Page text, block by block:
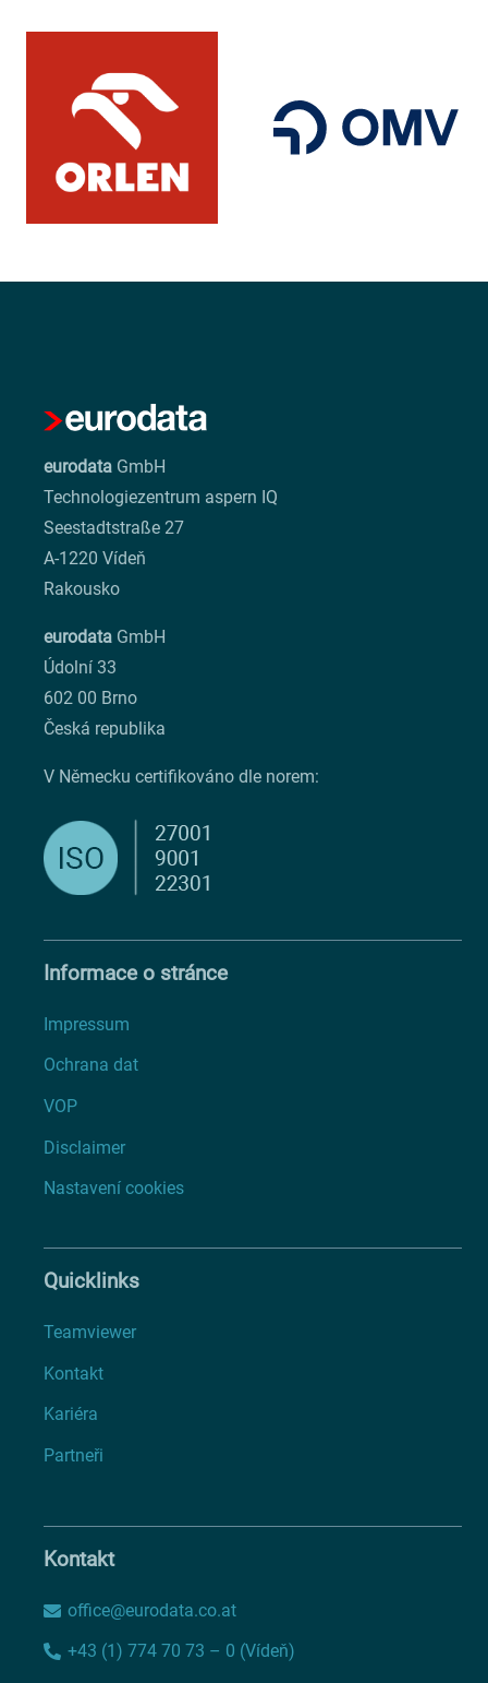
eurodata GmbH
Technologiezentrum aspern IQ
Seestadtstraße 27
A-1220 Vídeň
Rakousko
eurodata GmbH
Údolní 33
602 00 Brno
Česká republika
V Německu certifikováno dle norem:
Informace o stránce
Impressum
Ochrana dat
VOP
Disclaimer
Nastavení cookies
Quicklinks
Teamviewer
Kontakt
Kariéra
Partneři
Kontakt
office@eurodata.co.at
+43 (1) 774 70 73 – 0 (Vídeň)